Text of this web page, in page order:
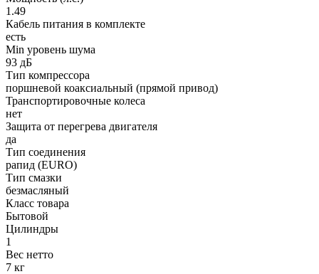
1.49
Кабель питания в комплекте
есть
Min уровень шума
93 дБ
Тип компрессора
поршневой коаксиальный (прямой привод)
Транспортировочные колеса
нет
Защита от перегрева двигателя
да
Тип соединения
рапид (EURO)
Тип смазки
безмасляный
Класс товара
Бытовой
Цилиндры
1
Вес нетто
7 кг